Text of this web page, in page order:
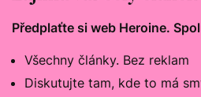
Předplaťte si web Heroine.
Všechny články. Bez reklam
Diskutujte tam, kde to má